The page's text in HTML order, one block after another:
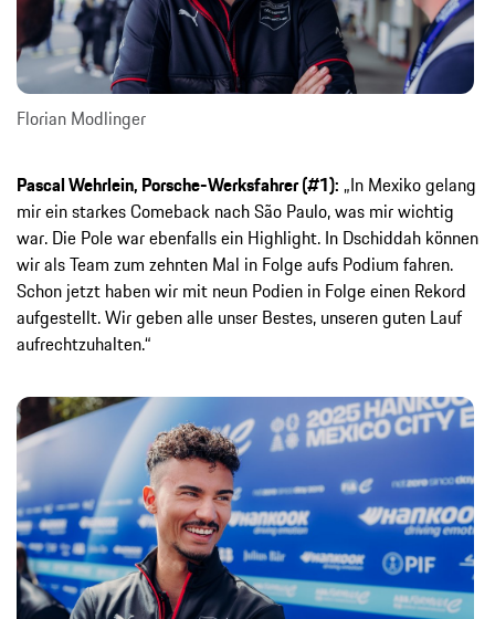
Florian Modlinger
Pascal Wehrlein, Porsche-Werksfahrer (#1): „In Mexiko gelang
mir ein starkes Comeback nach São Paulo, was mir wichtig
war. Die Pole war ebenfalls ein Highlight. In Dschiddah können
wir als Team zum zehnten Mal in Folge aufs Podium fahren.
Schon jetzt haben wir mit neun Podien in Folge einen Rekord
aufgestellt. Wir geben alle unser Bestes, unseren guten Lauf
aufrechtzuhalten.“